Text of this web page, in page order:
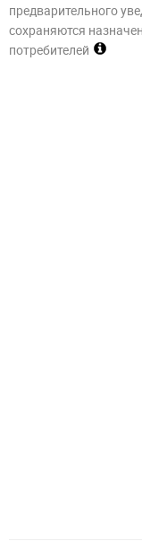
предварительного
сохраняются
потребителей